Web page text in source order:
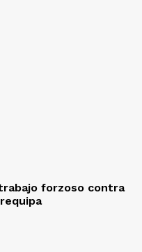
forzoso contra